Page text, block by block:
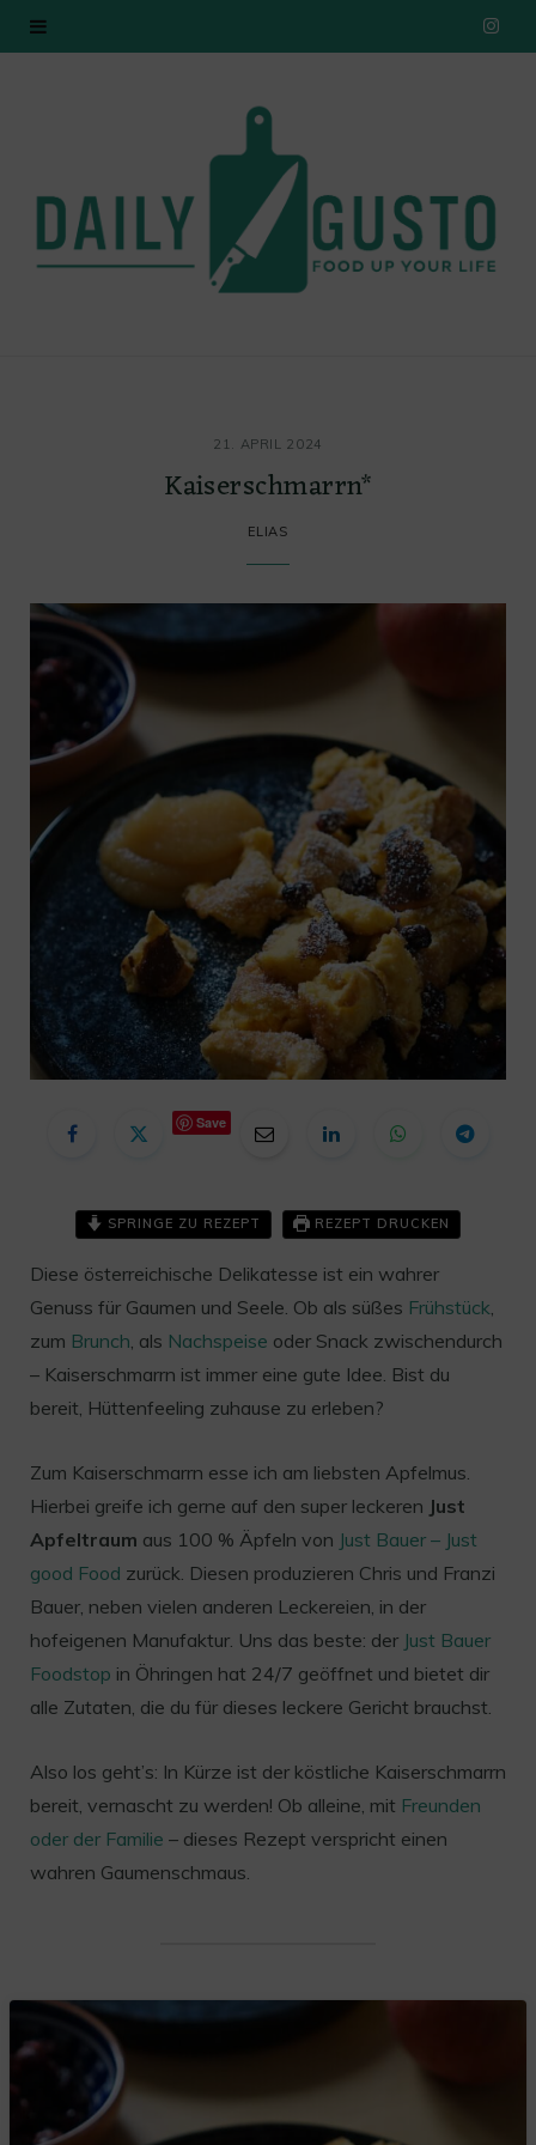
I
21. APRIL 2024
Kaiserschmarrn*
ELIAS
Save
SPRINGE ZU REZEPT REZEPT DRUCKEN
Diese österreichische Delikatesse ist ein wahrer
Genuss für Gaumen und Seele. Ob als süßes Frühstück,
zum Brunch, als Nachspeise oder Snack zwischendurch
– Kaiserschmarrn ist immer eine gute Idee. Bist du
bereit, Hüttenfeeling zuhause zu erleben?
Zum Kaiserschmarrn esse ich am liebsten Apfelmus.
Hierbei greife ich gerne auf den super leckeren Just
Apfeltraum aus 100 % Äpfeln von Just Bauer – Just
good Food zurück. Diesen produzieren Chris und Franzi
Bauer, neben vielen anderen Leckereien, in der
hofeigenen Manufaktur. Uns das beste: der Just Bauer
Foodstop in Öhringen hat 24/7 geöffnet und bietet dir
alle Zutaten, die du für dieses leckere Gericht brauchst.
Also los geht’s: In Kürze ist der köstliche Kaiserschmarrn
bereit, vernascht zu werden! Ob alleine, mit Freunden
oder der Familie – dieses Rezept verspricht einen
wahren Gaumenschmaus.